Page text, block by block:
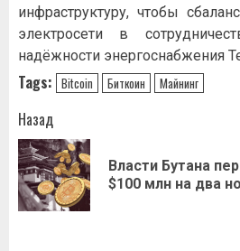
инфраструктуру, чтобы
электросети в
надёжности энергоснабжения
Tags: Bitcoin Биткоин Майнинг
Навигация
записи
Назад
Власти Бутана
$100 млн на два